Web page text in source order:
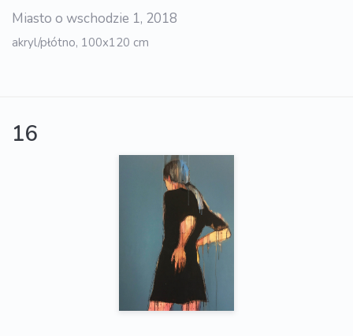
Miasto o wschodzie 1, 2018
akryl/płótno, 100x120 cm
16